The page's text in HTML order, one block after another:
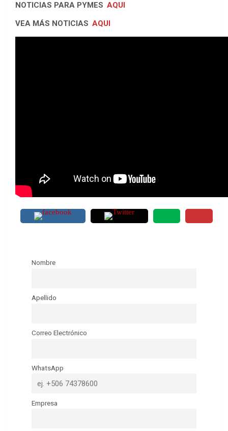
NOTICIAS PARA PYMES AQUI
VEA MÁS NOTICIAS AQUI
Nombre
Apellido
Correo Electrónico
WhatsApp
Empresa